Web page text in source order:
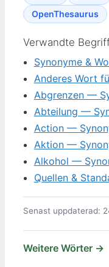
OpenThesaurus
Verwandte
Synonyme &
Anderes Wort
Abgrenzen —
Abteilung —
Action —
Aktion —
Alkohol —
Quellen &
Senast uppdaterad:
Weitere Wörter →